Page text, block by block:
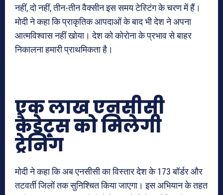
नहीं, दो नहीं, तीन-तीन वैक्सीन इस समय टेस्टिंग के चरण में हैं।
मोदी ने कहा कि प्राकृतिक आपदाओं के बाद भी देश ने अपना
आत्मविश्वास नहीं खोया। देश को कोरोना के प्रभाव से बाहर
निकालना हमारी प्राथमिकता है।
एक लाख एनसीसी
कैडेट्स को मिलेगी
ट्रेनिंग
मोदी ने कहा कि अब एनसीसी का विस्तार देश के 173 बॉर्डर और
तटवर्ती जिलों तक सुनिश्चित किया जाएगा। इस अभियान के तहत